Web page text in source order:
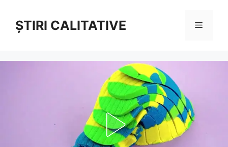
conținutȘTIRI CALITATIVE Meniu